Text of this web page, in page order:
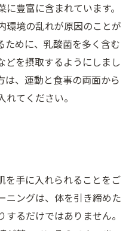
豊富に含まれています。
環境の乱れが原因のことが
ために、乳酸菌を多く含む
どを摂取するようにしまし
は、運動と食事の両面から
てください。
を手に入れられることをご
ニングは、体を引き締めた
るだけではありません。